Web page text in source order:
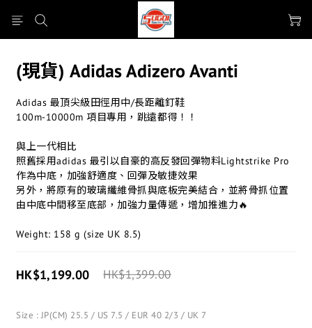
(現貨) Adidas Adizero Avanti
Adidas 最頂尖級田徑用中/長距離釘鞋
100m-10000m 項目專用，跳遠都得！！
與上一代相比
照舊採用adidas 最引以自豪的高反發回彈物料Lightstrike Pro
作為中底，加強舒適度、回彈及敏捷效果
另外，將原有的玻璃纖維骨抓與底板完美結合，並將骨抓位置
由中底中間移至底部，加強力量傳遞，增加推進力🔥
Weight: 158 g (size UK 8.5)
HK$1,199.00 HK$1,399.00
Size : JP(CM) 25.5 / US 7.5 / EUR 40 2/3 / UK 7